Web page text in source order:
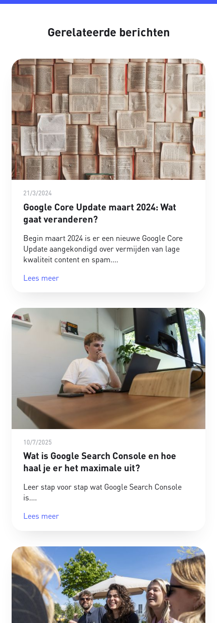
Gerelateerde berichten
21/3/2024
Google Core Update maart 2024: Wat
gaat veranderen?
Begin maart 2024 is er een nieuwe Google Core
Update aangekondigd over vermijden van lage
kwaliteit content en spam.
Lees meer
10/7/2025
Wat is Google Search Console en hoe
haal je er het maximale uit?
Leer stap voor stap wat Google Search Console
is.
Lees meer